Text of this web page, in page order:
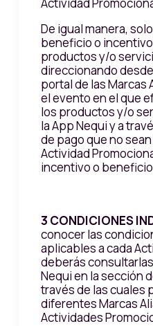
De igual manera,
beneficio o
productos y/o
direccionando
portal de las Marcas
el evento en el que
los productos y/o
la App Nequi y a
de pago que no
Actividad
incentivo o
3 CONDICIONES
conocer las
aplicables a cada
deberás
Nequi en la sección
través de las cuales
diferentes Marcas
Actividades